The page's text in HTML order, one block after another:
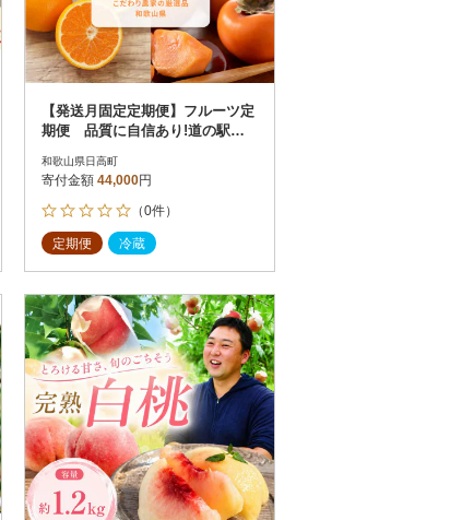
【発送月固定定期便】フルーツ定
期便 品質に自信あり!道の駅よ
和歌山県日高町
寄付金額 44,000円
（0件）
定期便 冷蔵